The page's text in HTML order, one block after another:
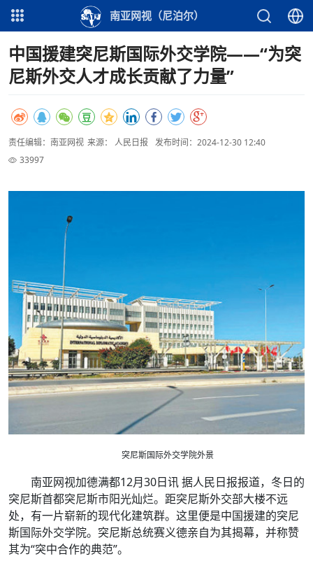
南亚网视（尼泊尔）
中国援建突尼斯国际外交学院——“为突
尼斯外交人才成长贡献了力量”
责任编辑：南亚网视 来源： 人民日报
发布时间：2024-12-30 12:40
33997
突尼斯国际外交学院外景
南亚网视加德满都12月30日讯 据人民日报报道，冬日的
突尼斯首都突尼斯市阳光灿烂。距突尼斯外交部大楼不远
处，有一片崭新的现代化建筑群。这里便是中国援建的突尼
斯国际外交学院。突尼斯总统赛义德亲自为其揭幕，并称赞
其为“突中合作的典范”。